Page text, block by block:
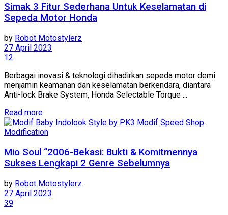
Simak 3 Fitur Sederhana Untuk Keselamatan di
Sepeda Motor Honda
by Robot Motostylerz
27 April 2023
12
Berbagai inovasi & teknologi dihadirkan sepeda motor demi
menjamin keamanan dan keselamatan berkendara, diantara
Anti-lock Brake System, Honda Selectable Torque ...
Read more
Modification
Mio Soul “2006-Bekasi: Bukti & Komitmennya
Sukses Lengkapi 2 Genre Sebelumnya
by Robot Motostylerz
27 April 2023
39